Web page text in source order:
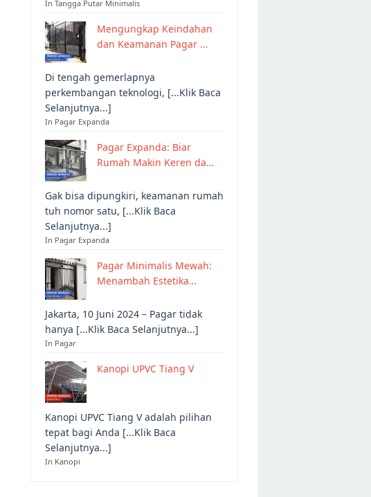
In Tangga Putar Minimalis
Mengungkap Keindahan
dan Keamanan Pagar …
Di tengah gemerlapnya
perkembangan teknologi, [...Klik Baca
Selanjutnya...]
In Pagar Expanda
Pagar Expanda: Biar
Rumah Makin Keren da…
Gak bisa dipungkiri, keamanan rumah
tuh nomor satu, [...Klik Baca
Selanjutnya...]
In Pagar Expanda
Pagar Minimalis Mewah:
Menambah Estetika…
Jakarta, 10 Juni 2024 – Pagar tidak
hanya [...Klik Baca Selanjutnya...]
In Pagar
Kanopi UPVC Tiang V
Kanopi UPVC Tiang V adalah pilihan
tepat bagi Anda [...Klik Baca
Selanjutnya...]
In Kanopi